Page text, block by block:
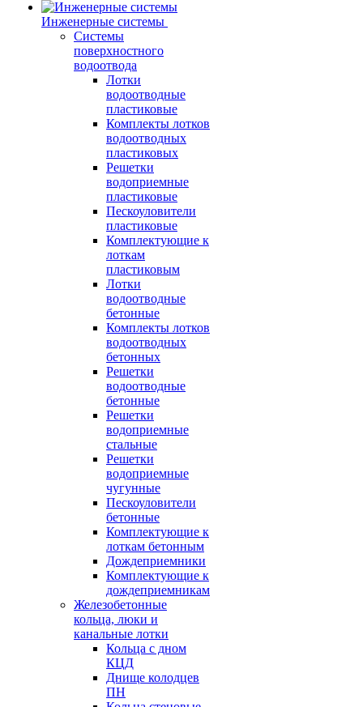
Инженерные системы
Системы
поверхностного
водоотвода
Лотки
водоотводные
пластиковые
Комплекты лотков
водоотводных
пластиковых
Решетки
водоприемные
пластиковые
Пескоуловители
пластиковые
Комплектующие к
лоткам
пластиковым
Лотки
водоотводные
бетонные
Комплекты лотков
водоотводных
бетонных
Решетки
водоотводные
бетонные
Решетки
водоприемные
стальные
Решетки
водоприемные
чугунные
Пескоуловители
бетонные
Комплектующие к
лоткам бетонным
Дождеприемники
Комплектующие к
дождеприемникам
Железобетонные
кольца, люки и
канальные лотки
Кольца с дном
КЦД
Днище колодцев
ПН